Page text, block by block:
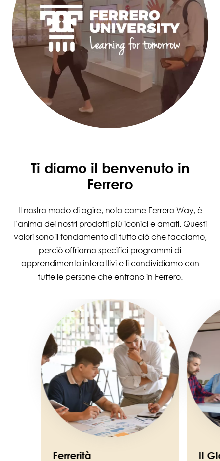
Ti diamo il benvenuto in
Ferrero
Il nostro modo di agire, noto come Ferrero Way, è
l’anima dei nostri prodotti più iconici e amati. Questi
valori sono il fondamento di tutto ciò che facciamo,
perciò offriamo specifici programmi di
apprendimento interattivi e li condividiamo con
tutte le persone che entrano in Ferrero.
Ferrerità
Il